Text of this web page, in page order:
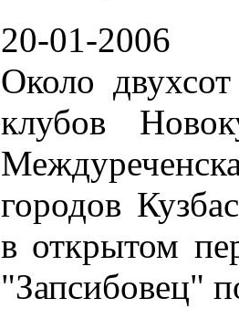
20-01-2006
Около
клубов
городов
в открытом
"Запсибовец"